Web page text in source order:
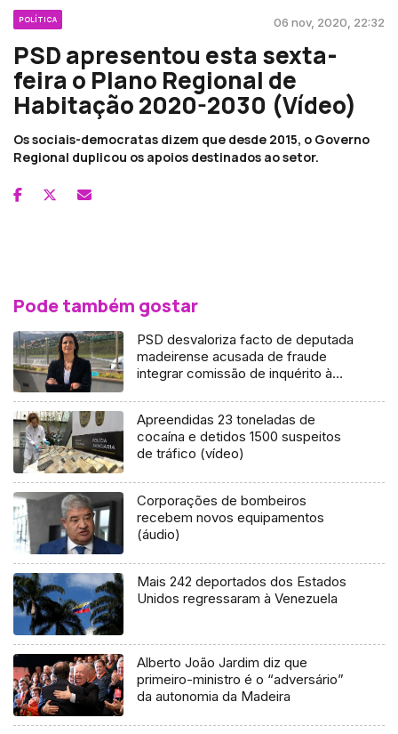
POLÍTICA 06 nov, 2020, 22:32
PSD apresentou esta sexta-
feira o Plano Regional de
Habitação 2020-2030 (Vídeo)
Os sociais-democratas dizem que desde 2015, o Governo
Regional duplicou os apoios destinados ao setor.
Pode também gostar
PSD desvaloriza facto de deputada
madeirense acusada de fraude
integrar comissão de inquérito à
Apreendidas 23 toneladas de
cocaína e detidos 1500 suspeitos
de tráfico (vídeo)
Corporações de bombeiros
recebem novos equipamentos
(áudio)
Mais 242 deportados dos Estados
Unidos regressaram à Venezuela
Alberto João Jardim diz que
primeiro-ministro é o “adversário”
da autonomia da Madeira